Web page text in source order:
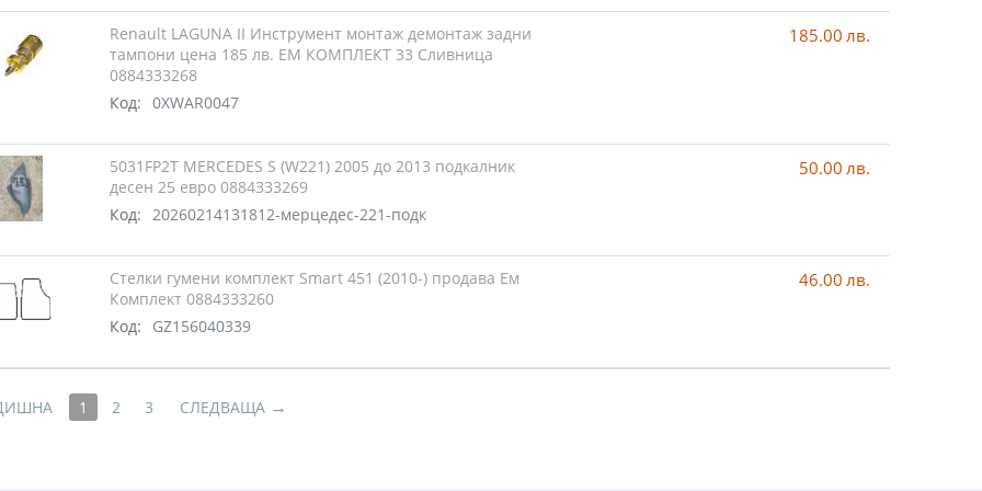
Renault LAGUNA II Инструмент монтаж демонтаж задни
тампони цена 185 лв. ЕМ КОМПЛЕКТ 33 Сливница
0884333268
Код: 0XWAR0047
185.00 лв.
5031FP2T MERCEDES S (W221) 2005 до 2013 подкалник
десен 25 евро 0884333269
Код: 20260214131812-мерцедес-221-подк
50.00 лв.
Стелки гумени комплект Smart 451 (2010-) продава Ем
Комплект 0884333260
Код:
GZ156040339
46.00 лв.
1 2 3 СЛЕДВАЩА →